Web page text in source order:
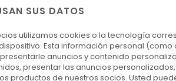
SUS DATOS
utilizamos cookies o la tecnología
Esta información personal
anuncios y contenido
presentar las anuncios
productos de nuestros socios. Usted